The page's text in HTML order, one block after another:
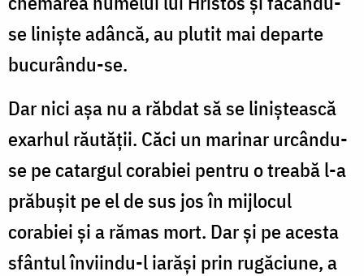
se liniște adâncă, au plutit mai departe
bucurându-se.
Dar nici așa nu a răbdat să se liniștească
exarhul răutății. Căci un marinar urcându-
se pe catargul corabiei pentru o treabă l-a
prăbușit pe el de sus jos în mijlocul
corabiei și a rămas mort. Dar și pe acesta
sfântul înviindu-l iarăși prin rugăciune, a